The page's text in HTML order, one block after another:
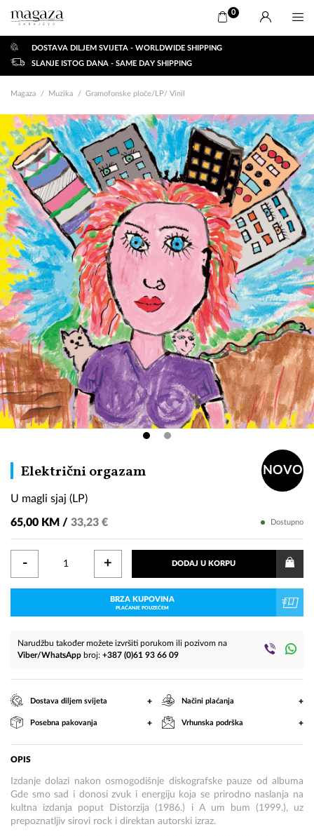
0
DOSTAVA DILJEM SVIJETA - WORLDWIDE SHIPPING
SLANJE ISTOG DANA - SAME DAY SHIPPING
Magaza Muzika Gramofonske ploče/LP/ Vinil
Električni orgazam NOVO
U magli sjaj (LP)
65,00 KM / 33,23 € Dostupno
- + DODAJ U KORPU
BRZA KUPOVINA
PLAĆANJE POUZEĆEM
Narudžbu također možete izvršiti porukom ili pozivom na
Viber/WhatsApp broj: +387 (0)61 93 66 09
Dostava diljem svijeta + Načini plaćanja +
Posebna pakovanja + Vrhunska podrška +
OPIS
Izdanje dolazi nakon osmogodišnje diskografske pauze od albuma
Gde smo sad i donosi zvuk i energiju koja se prirodno naslanja na
kultna izdanja poput Distorzija (1986.) i A um bum (1999.), uz
prepoznatljiv sirovi rock i direktan autorski izraz.